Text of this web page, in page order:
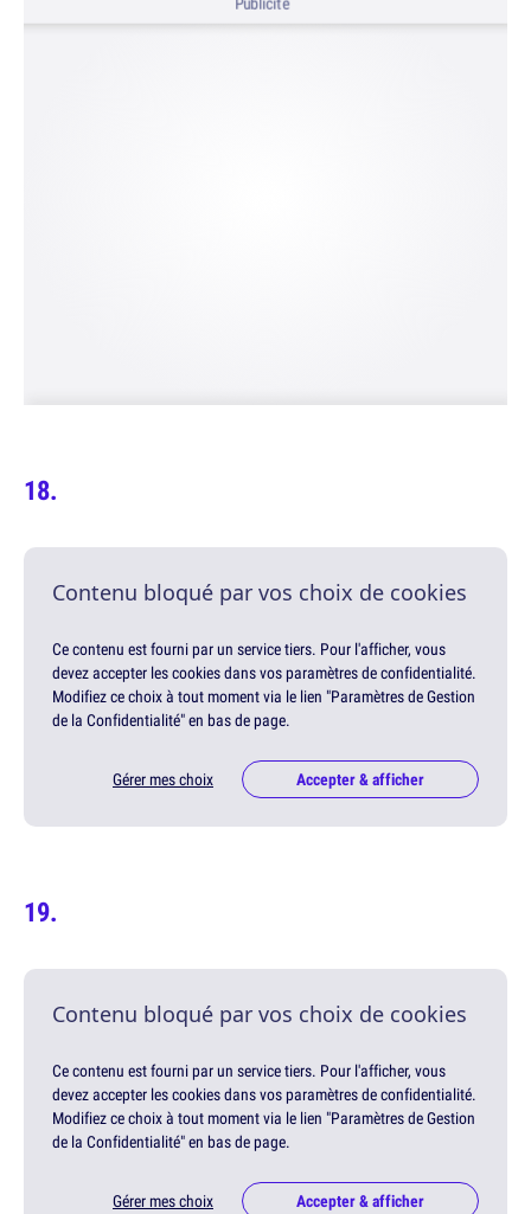
Contenu bloqué par vos choix de cookies
Ce contenu est fourni par un service tiers. Pour l'afficher, vous
devez accepter les cookies dans vos paramètres de confidentialité.
Modifiez ce choix à tout moment via le lien "Paramètres de Gestion
de la Confidentialité" en bas de page.
Gérer mes choix Accepter & afficher
Contenu bloqué par vos choix de cookies
Ce contenu est fourni par un service tiers. Pour l'afficher, vous
devez accepter les cookies dans vos paramètres de confidentialité.
Modifiez ce choix à tout moment via le lien "Paramètres de Gestion
de la Confidentialité" en bas de page.
Gérer mes choix Accepter & afficher